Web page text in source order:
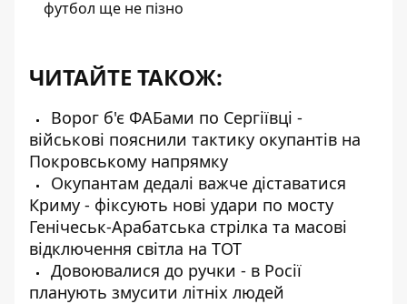
футбол ще не пізно
ЧИТАЙТЕ ТАКОЖ:
Ворог б'є ФАБами по Сергіївці -
військові пояснили тактику окупантів на
Покровському напрямку
Окупантам дедалі важче діставатися
Криму - фіксують нові удари по мосту
Генічеськ-Арабатська стрілка та масові
відключення світла на ТОТ
Довоювалися до ручки - в Росії
планують змусити літніх людей